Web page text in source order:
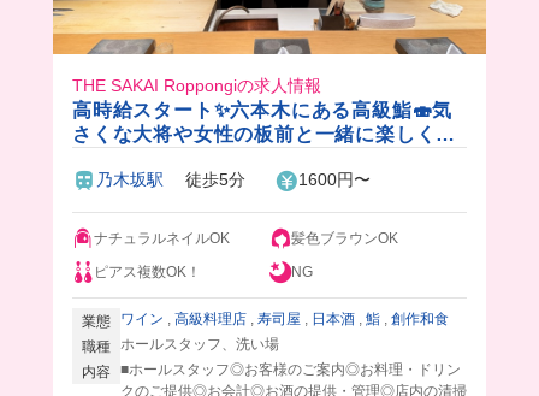
THE SAKAI Roppongiの求人情報
高時給スタート✨六本木にある高級鮨🍣気
さくな大将や女性の板前と一緒に楽しく働
乃木坂駅 徒歩5分 1600円〜
ナチュラルネイルOK
髪色ブラウンOK
ピアス複数OK！
NG
業態 ワイン , 高級料理店 , 寿司屋 , 日本酒 , 鮨 , 創作和食
職種 ホールスタッフ、洗い場
内容 ■ホールスタッフ◎お客様のご案内◎お料理・ドリン
クのご提供◎お会計◎お酒の提供・管理◎店内の清掃